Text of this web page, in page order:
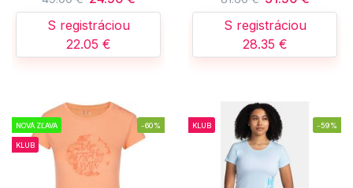
S registráciou
22.05 €
S registráciou
28.35 €
NOVÁ ZĽAVA
KLUB
-60% KLUB -59%